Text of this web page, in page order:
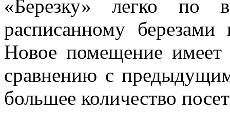
«Березку» легко по
расписанному
Новое помещение
сравнению с
большее количество